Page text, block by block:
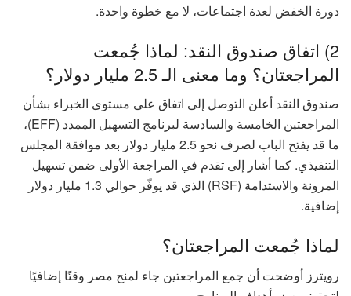
دورة الخفض لعدة اجتماعات، لا مع خطوة واحدة.
2) اتفاق صندوق النقد: لماذا جُمعت
المراجعتان؟ وما معنى الـ 2.5 مليار دولار؟
صندوق النقد أعلن التوصل إلى اتفاق على مستوى الخبراء بشأن
المراجعتين الخامسة والسادسة لبرنامج التسهيل الممدد (EFF)،
ما قد يفتح الباب لصرف نحو 2.5 مليار دولار بعد موافقة المجلس
التنفيذي. كما أشار إلى تقدم في المراجعة الأولى ضمن تسهيل
المرونة والاستدامة (RSF) الذي قد يوفّر حوالي 1.3 مليار دولار
إضافية.
لماذا جُمعت المراجعتان؟
رويترز أوضحت أن جمع المراجعتين جاء لمنح مصر وقتًا إضافيًا